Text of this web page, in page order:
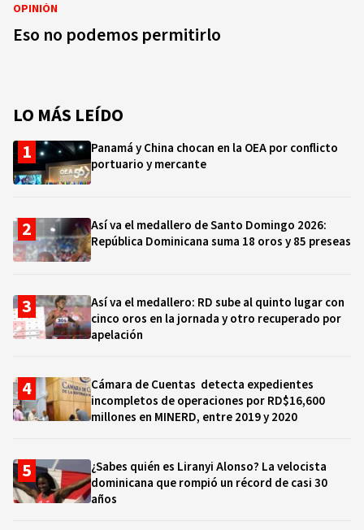
OPINIÓN
Eso no podemos permitirlo
LO MÁS LEÍDO
Panamá y China chocan en la OEA por conflicto
portuario y mercante
Así va el medallero de Santo Domingo 2026:
República Dominicana suma 18 oros y 85 preseas
Así va el medallero: RD sube al quinto lugar con
cinco oros en la jornada y otro recuperado por
apelación
Cámara de Cuentas detecta expedientes
incompletos de operaciones por RD$16,600
millones en MINERD, entre 2019 y 2020
¿Sabes quién es Liranyi Alonso? La velocista
dominicana que rompió un récord de casi 30
años